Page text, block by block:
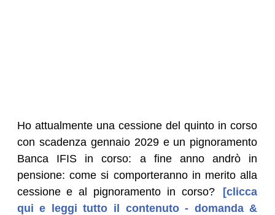
Ho attualmente una cessione del quinto in corso
con scadenza gennaio 2029 e un pignoramento
Banca IFIS in corso: a fine anno andrò in
pensione: come si comporteranno in merito alla
cessione e al pignoramento in corso?
[clicca
qui e leggi tutto il contenuto - domanda &